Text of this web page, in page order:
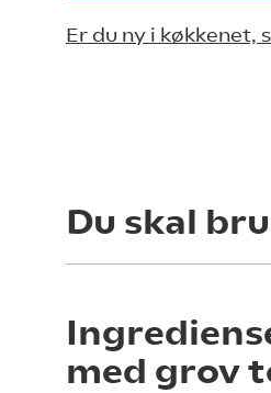
Er du ny i køkkenet,
Du skal
med grov